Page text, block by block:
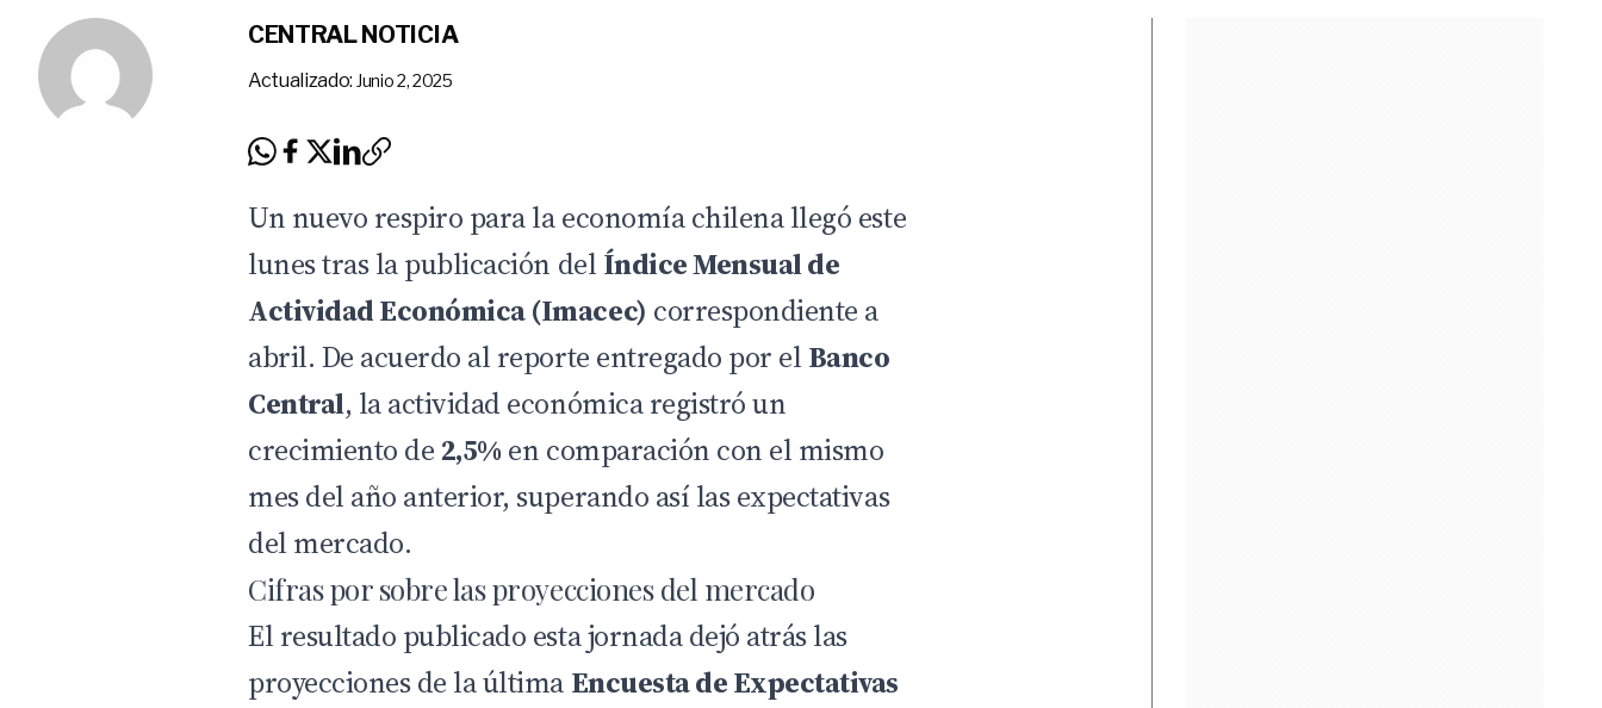
CENTRAL NOTICIA
Actualizado: Junio 2, 2025
Un nuevo respiro para la economía chilena llegó este
lunes tras la publicación del Índice Mensual de
Actividad Económica (Imacec) correspondiente a
abril. De acuerdo al reporte entregado por el Banco
Central, la actividad económica registró un
crecimiento de 2,5%en comparación con el mismo
mes del año anterior, superando así las expectativas
del mercado.
Cifras por sobre las proyecciones del mercado
El resultado publicado esta jornada dejó atrás las
proyecciones de la última Encuesta de Expectativas